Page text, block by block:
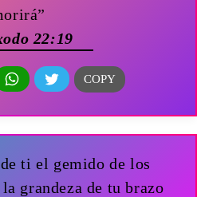
22:19
ti el gemido de los
grandeza de tu brazo